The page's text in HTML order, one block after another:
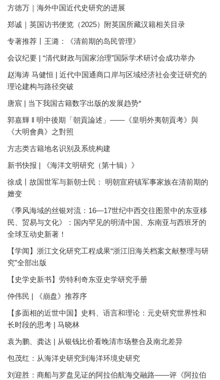
方徳万｜海外中国近代史研究的进展
郑诚｜英国访书便览（2025）附英国所藏汉籍相关目录
专著推荐丨王潞：《清前期的岛民管理》
会议纪要 | “清代财政与国家治理”国际学术研讨会成功举办
赵海涛 马健恒 | 近代中国通商口岸与区域经济社会变迁研究的
理论建构与路径突破
唐宸 | 当下我国古籍数字出版的发展趋势*
郭嘉輝 ‖ 明中後期「朝貢論述」——《皇明外夷朝貢考》與
《大明會典》之對照
方志类古籍地名识别及系统构建
新书快报 | 《海洋文明研究（第十辑）》
徐成丨故国世军与新朝士民： 明朝宣府镇军事家族在清前期的
嬗变
《季风海域的丝银对流：16—17世纪中西交往图景中的东亚移
民、贸易与文化》：国内罕见的明清中国、东南亚与西班牙的
全球互动史新著！
【学闻】浙江文化研究工程成果“浙江旧海关档案文献整理与研
究”全部出版
【史学史新书】劳特利奇东亚史学研究手册
仲伟民 | 《崩盘》推荐序
【多面相的近世中国】史料、语言和理论：元史研究世界性和
长时段的思考 | 马晓林
袁为鹏、龚达 | 从银钱比价看晚清市场整合及南北差异
包茂红：从海洋史研究到海洋环境史研究
刘迎胜：商船与罗盘见证的阿拉伯航海交融路——评《阿拉伯